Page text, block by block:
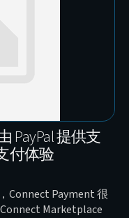
PayPal 提供支
付体验
Connect Payment 很
Marketplace